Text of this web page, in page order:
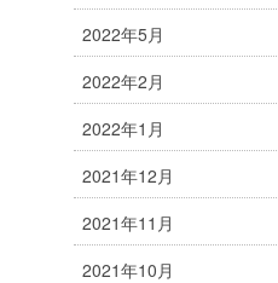
2022年5月
2022年2月
2022年1月
2021年12月
2021年11月
2021年10月